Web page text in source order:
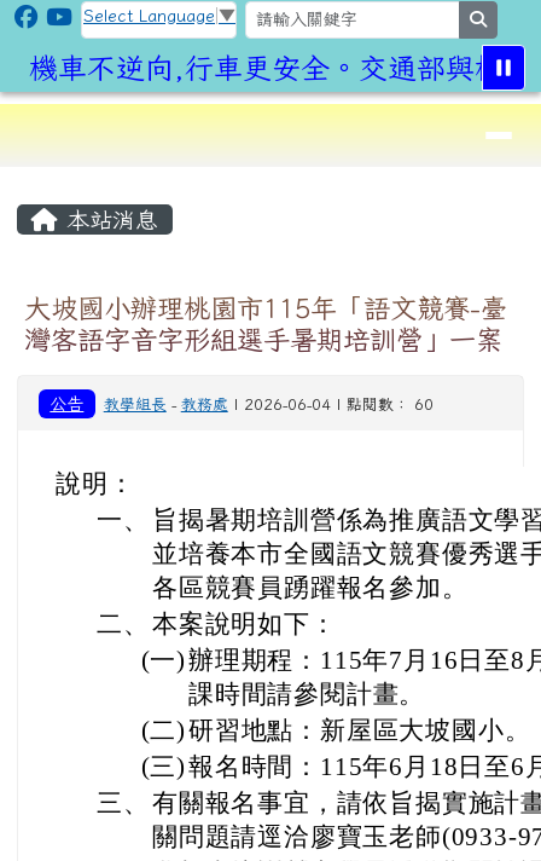
跳至主內容區
CLPS Site
Select Language ▼
機車不逆向,行車更安全。交通部與桃園
⏸
導覽列
本站消息
大坡國小辦理桃園市115年「語文競賽-臺
灣客語字音字形組選手暑期培訓營」一案
公告 教學組長 - 教務處 | 2026-06-04 | 點閱數： 60
說明：
一、
旨揭暑期培訓營係為推廣語文學
並培養本市全國語文競賽優秀選
各區競賽員踴躍報名參加。
二、 本案說明如下：
(一)辦理期程：115年7月16日至8
課時間請參閱計畫。
(二)研習地點：新屋區大坡國小。
(三)報名時間：115年6月18日至6
三、 有關報名事宜，請依旨揭實施計
關問題請逕洽廖寶玉老師(0933-